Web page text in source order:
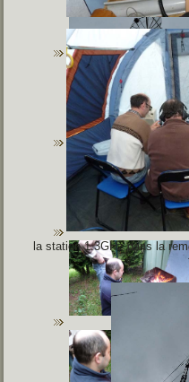
la station 1.3GHz dans la